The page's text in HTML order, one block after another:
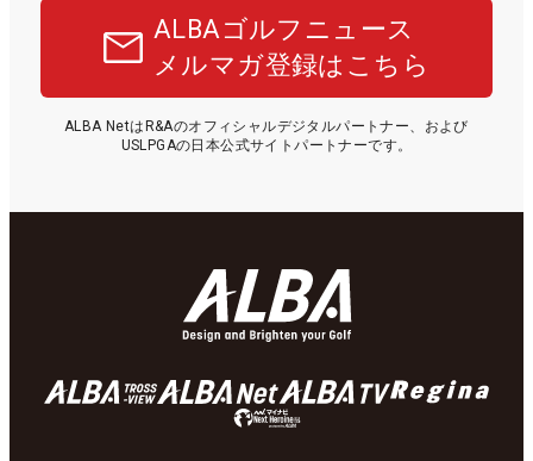
ALBAゴルフニュース
メルマガ登録はこちら
ALBA NetはR&Aのオフィシャルデジタルパートナー、および
USLPGAの日本公式サイトパートナーです。